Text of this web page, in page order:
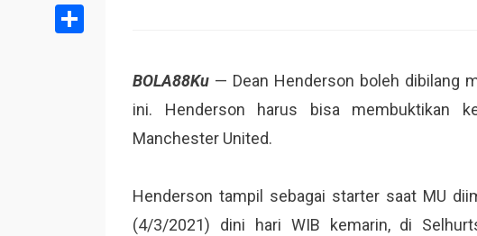
BOLA88Ku — Dean Henderson boleh dibilang
ini. Henderson harus bisa membuktikan
Manchester United.
Henderson tampil sebagai starter saat MU
(4/3/2021) dini hari WIB kemarin, di
WeChat